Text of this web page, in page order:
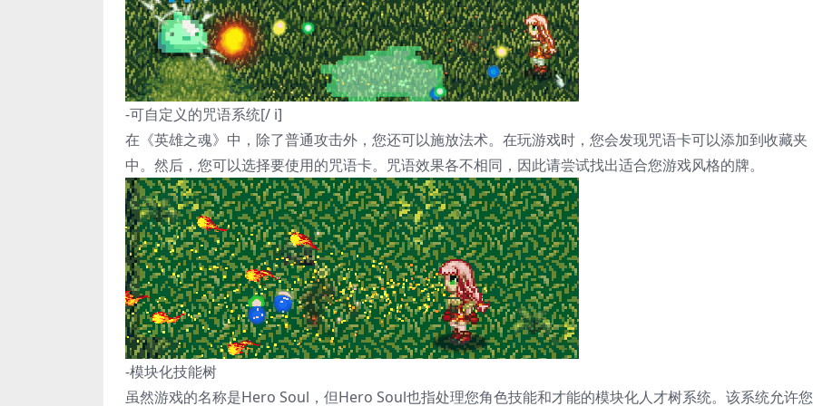
-可自定义的咒语系统[/ i]
在《英雄之魂》中，除了普通攻击外，您还可以施放法术。在玩游戏时，您会发现咒语卡可以添加到收藏夹
中。然后，您可以选择要使用的咒语卡。咒语效果各不相同，因此请尝试找出适合您游戏风格的牌。
-模块化技能树
虽然游戏的名称是Hero Soul，但Hero Soul也指处理您角色技能和才能的模块化人才树系统。该系统允许